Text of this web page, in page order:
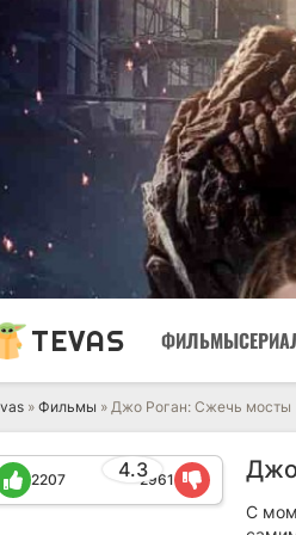
TEVAS ФИЛЬМЫ
» Фильмы » Джо Роган: Сжечь мосты
4.3
2207 2961
С